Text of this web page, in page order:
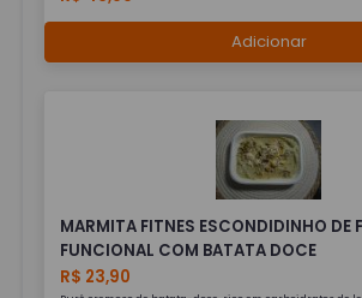
Adicionar
MARMITA FITNES ESCONDIDINHO DE
FUNCIONAL COM BATATA DOCE
R$ 23,90